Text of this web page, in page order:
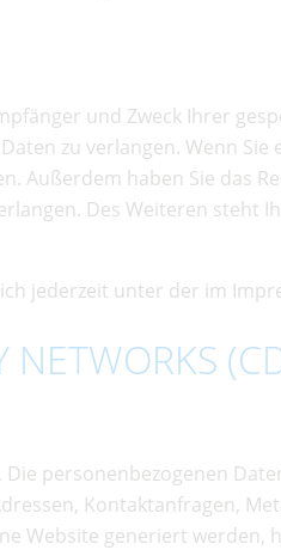
und Zweck Ihrer
zu verlangen. Wenn
Außerdem haben Sie das
Des Weiteren steht
jederzeit unter der im
NETWORKS
personenbezogenen
Kontaktanfragen,
Website generiert werden,